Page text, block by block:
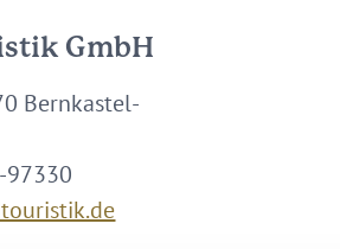
GmbH
Bernkastel-
97330